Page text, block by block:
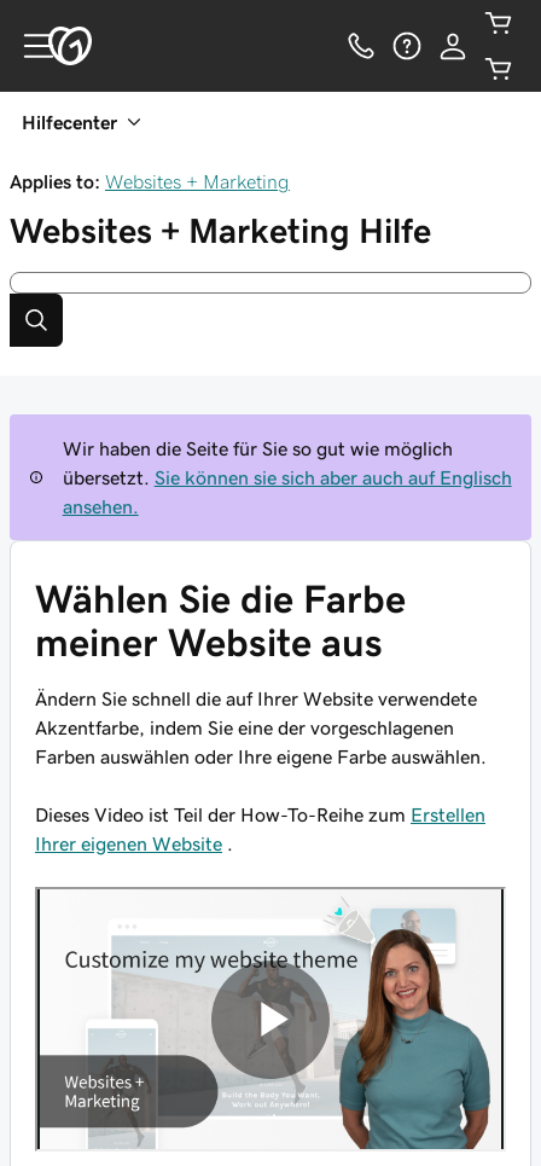
Hilfecenter
Applies to: Websites + Marketing
Websites + Marketing Hilfe
Wir haben die Seite für Sie so gut wie möglich
übersetzt.
Sie können sie sich aber auch auf Englisch
ansehen.
Wählen Sie die Farbe
meiner Website aus
Ändern Sie schnell die auf Ihrer Website verwendete
Akzentfarbe, indem Sie eine der vorgeschlagenen
Farben auswählen oder Ihre eigene Farbe auswählen.
Dieses Video ist Teil der How-To-Reihe zum Erstellen
Ihrer eigenen Website